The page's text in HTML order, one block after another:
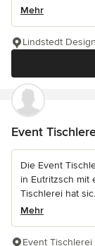
Mehr
Lindstedt
Event
Die Event
in Eutritzsch mit
Tischlerei hat
Mehr
Event